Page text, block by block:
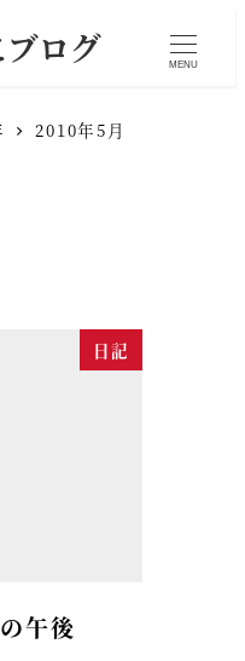
ログ MENU
2010年5月
日記
午後